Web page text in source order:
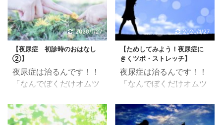
2020/1/27
【夜尿症 初診時のおはなし
②】
夜尿症は治るんです！！
「なんでぼくだけオムツ
完治までの全記録ブログ
前回記事【夜尿症 初診
2020/1/27
【ためしてみよう！夜尿症に
きくツボ・ストレッチ】
夜尿症は治るんです！！
「なんでぼくだけオムツ
完治までの全記録ブログ
★【夜尿症について